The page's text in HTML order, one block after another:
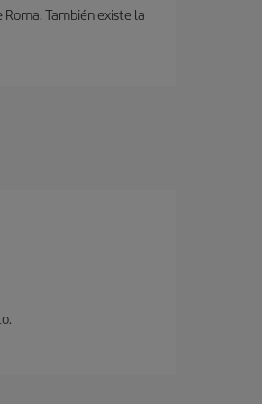
También existe la